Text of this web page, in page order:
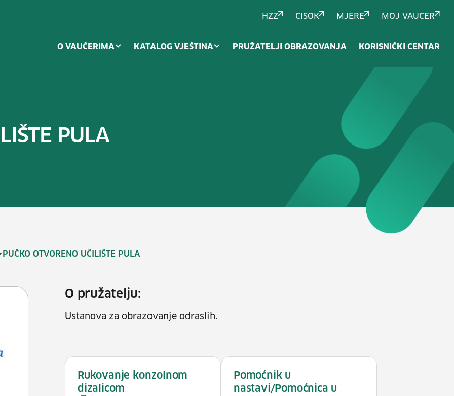
HZZ CISOK MJERE MOJ VAUČER
O VAUČERIMA KATALOG VJEŠTINA PRUŽATELJI OBRAZOVANJA KORISNIČKI CENTAR
PULA
PUČKO OTVORENO UČILIŠTE PULA
O pružatelju:
Ustanova za obrazovanje odraslih.
Rukovanje konzolnom
dizalicom
Pomoćnik u
nastavi/Pomoćnica u